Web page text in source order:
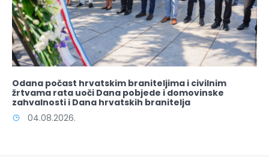
Odana počast hrvatskim braniteljima i civilnim
žrtvama rata uoči Dana pobjede i domovinske
zahvalnosti i Dana hrvatskih branitelja
04.08.2026.